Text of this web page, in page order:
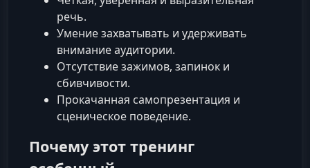
речь.
Умение захватывать и удерживать
внимание аудитории.
Отсутствие зажимов, запинок и
сбивчивости.
Прокачанная самопрезентация и
сценическое поведение.
Почему этот тренинг